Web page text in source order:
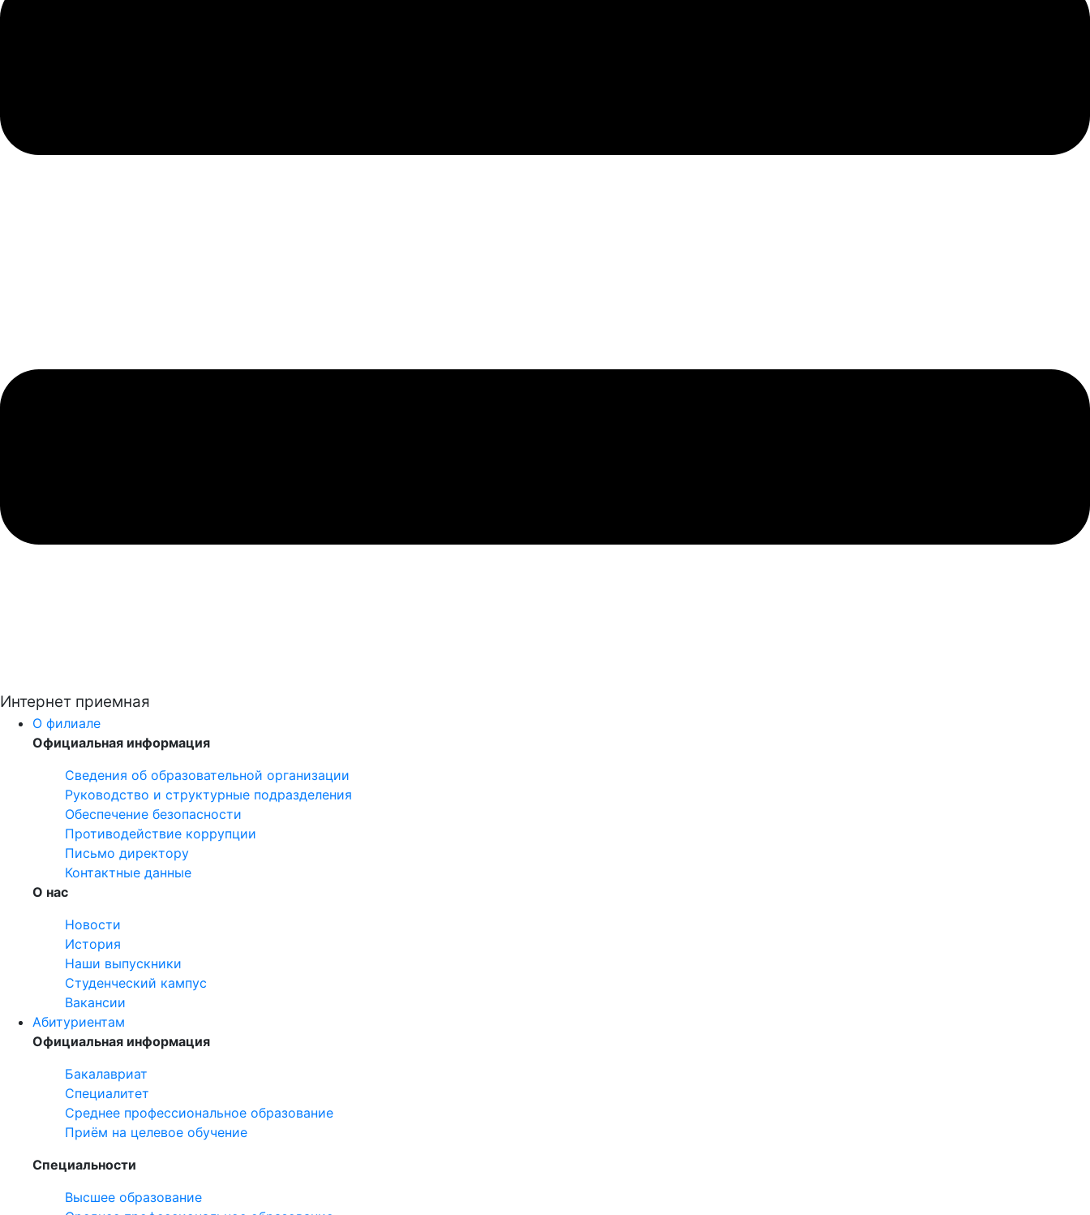
Интернет приемная
О филиале
Официальная информация
Сведения об образовательной организации
Руководство и структурные подразделения
Обеспечение безопасности
Противодействие коррупции
Письмо директору
Контактные данные
О нас
Новости
История
Наши выпускники
Студенческий кампус
Вакансии
Абитуриентам
Официальная информация
Бакалавриат
Специалитет
Среднее профессиональное образование
Приём на целевое обучение
Специальности
Высшее образование